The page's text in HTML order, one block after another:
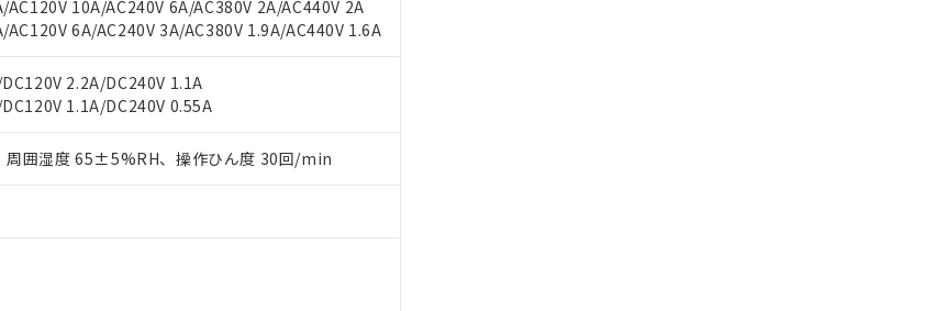
10A/AC240V 6A/AC380V 2A/AC440V 2A
6A/AC240V 3A/AC380V 1.9A/AC440V 1.6A
2.2A/DC240V 1.1A
1.1A/DC240V 0.55A
囲湿度 65±5%RH、操作ひん度 30回/min
店や当社販売拠点は「販売ネットワーク
」をご確認ください。
格結果を当社の事前の承諾なく第三者に漏洩または開示しないようお願いしま
リスト作成サービス）をご利用いただくには、I-Webメンバーズにご登録され
。
ト上で当社にご登録された部品リストについて、当社および当社の共同利用者
ビスに関するお客様との取引・商談に必要な範囲で利用することをご了承くだ
、
により、予定月が前後することがあります。
ロード
ロードすることができます。
基準）
含有を証明するもので、過去に遡って非含有を証明するものではありません。
エステル類４物質の対応では、対応完了までの期間は出荷製品に未対応品が
のすべてが基準値以下であることを示します。
おいて有害物質が外部に漏えいし、環境に深刻な影響を及ぼさない年数を意
よび販売に係わる関係者が違法に輸出するおそれがある場合は、取り引きをい
合意する キャンセル
庫状況については、お客様のお取引先、またはお客様担当のオムロン制御
販売員にご確認ください)
た在庫状況の情報を公開していない機種